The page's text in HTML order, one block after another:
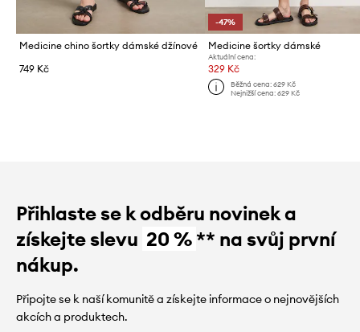
Medicine chino šortky dámské džínové
749 Kč
-47%
Medicine šortky dámské
Aktuální cena:
329 Kč
Běžná cena: 629 Kč
Nejnižší cena: 629 Kč
Přihlaste se k odběru novinek a
získejte slevu 20 %** na svůj první
nákup.
Připojte se k naší komunitě a získejte informace o nejnovějších
akcích a produktech.